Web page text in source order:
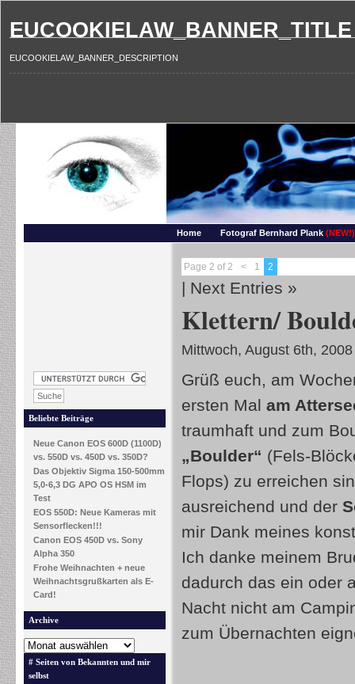
EUCOOKIELAW_BANNER_TITLE
EUCOOKIELAW_BANNER_DESCRIPTION
Home Fotograf Bernhard Plank (NEW!)
Beliebte Beiträge
Neue Canon EOS 600D (1100D)
vs. 550D vs. 450D vs. 350D?
Das Objektiv Sigma 150-500mm
5,0-6,3 DG APO OS HSM im
Test
EOS 550D: Neue Kameras mit
Sensorflecken!!!
Canon EOS 450D vs. Sony
Alpha 350
Frohe Weihnachten + neue
Weihnachtsgrußkarten als E-
Card!
Archive
# Seiten von Bekannten und mir
selbst
Page 2 of 2 < 1 2
| Next Entries »
Klettern/
Mittwoch, August 6th, 2008
Grüß euch, am
ersten Mal am
traumhaft und zum
„Boulder“ (Fels-
Flops) zu erreichen
ausreichend und der
mir Dank meines
Ich danke meinem
dadurch das ein oder
Nacht nicht am
zum Übernachten